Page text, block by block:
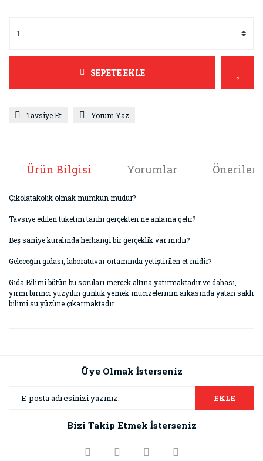
SEPETE EKLE
Tavsiye Et Yorum Yaz
Ürün Bilgisi Yorumlar
Çikolatakolik olmak mümkün müdür?
Tavsiye edilen tüketim tarihi gerçekten ne anlama gelir?
Beş saniye kuralında herhangi bir gerçeklik var mıdır?
Geleceğin gıdası, laboratuvar ortamında yetiştirilen et midir?
Gıda Bilimi bütün bu soruları mercek altına yatırmaktadır ve dahası,
yirmi birinci yüzyılın günlük yemek mucizelerinin arkasında yatan saklı
bilimi su yüzüne çıkarmaktadır.
Görüş ve önerileriniz için teşekkür ederiz.
Ürün resmi kalitesiz, bozuk veya görüntülenemiyor.
Ürün bilgilerinde hatalar bulunuyor.
Üye Olmak İsterseniz
EKLE
Bizi Takip Etmek İsterseniz